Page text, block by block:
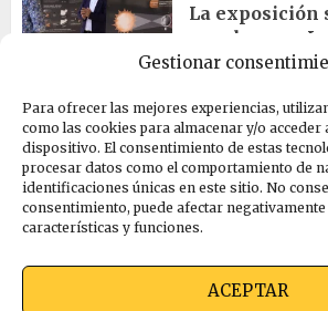
Gestionar
Para ofrecer las mejores experiencias,
como las cookies para almacenar y/o
dispositivo. El consentimiento de estas
procesar datos como el comportamiento de
identificaciones únicas en este sitio. No
consentimiento, puede afectar negativamente
características y funciones.
ACEPTAR
La exposición
concluye en
06/08/2026
salud
Osakidetza
un millón en
ambulatorio de